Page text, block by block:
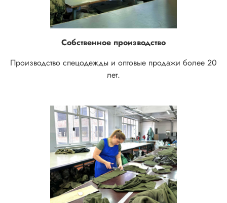
Собственное производство
Производство спецодежды и оптовые продажи более 20
лет.